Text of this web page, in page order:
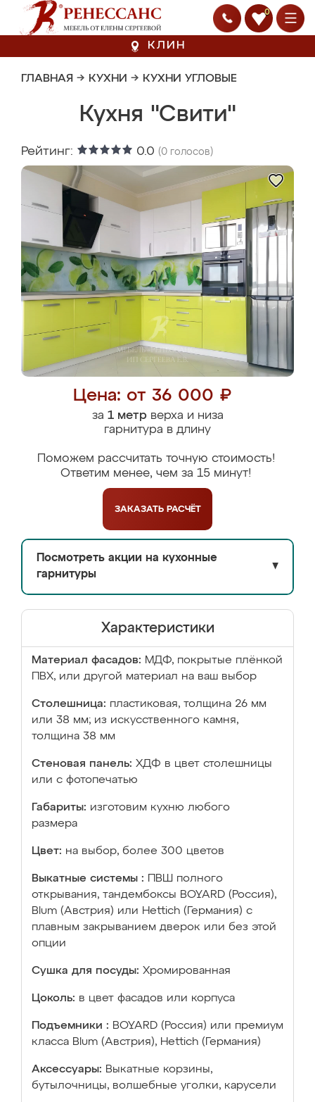
0
КЛИН
ГЛАВНАЯ → КУХНИ → КУХНИ УГЛОВЫЕ
Кухня "Свити"
Рейтинг: 0.0 (0 голосов)
Цена: от 36 000 ₽
за 1 метрверха и низа
гарнитура в длину
Поможем рассчитать точную стоимость!
Ответим менее, чем за 15 минут!
ЗАКАЗАТЬ РАСЧЁТ
Посмотреть акции на кухонные
гарнитуры
▼
Характеристики
Материал фасадов: МДФ, покрытые плёнкой
ПВХ, или другой материал на ваш выбор
Столешница: пластиковая, толщина 26 мм
или 38 мм; из искусственного камня,
толщина 38 мм
Стеновая панель: ХДФ в цвет столешницы
или с фотопечатью
Габариты: изготовим кухню любого
размера
Цвет: на выбор, более 300 цветов
Выкатные системы :
ПВШ полного
открывания, тандембоксы BOYARD (Россия),
Blum (Австрия) или Hettich (Германия) с
плавным закрыванием дверок или без этой
опции
Сушка для посуды: Хромированная
Цоколь: в цвет фасадов или корпуса
Подъемники : BOYARD (Россия) или премиум
класса Blum (Австрия), Hettich (Германия)
Аксессуары: Выкатные корзины,
бутылочницы, волшебные уголки, карусели